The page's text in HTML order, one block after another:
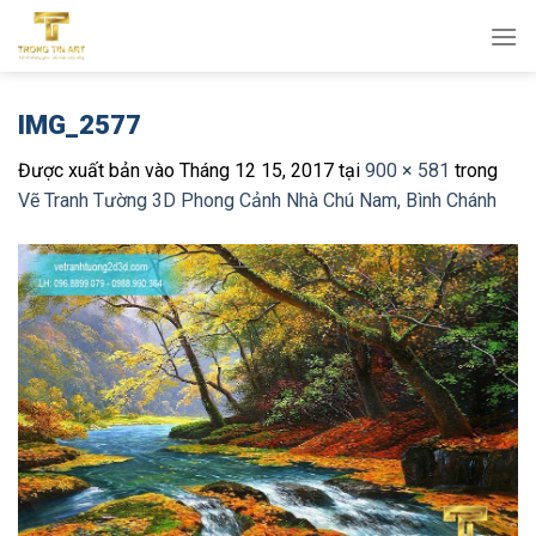
qua
IMG_2577
Được xuất bản vào Tháng 12 15, 2017 tại 900 × 581 trong
Vẽ Tranh Tường 3D Phong Cảnh Nhà Chú Nam, Bình Chánh